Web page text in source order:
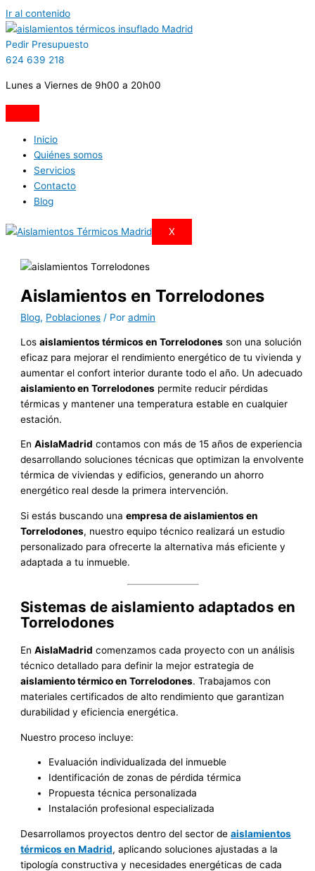
Ir al contenido
Pedir Presupuesto
624 639 218
Lunes a Viernes de 9h00 a 20h00
Inicio
Quiénes somos
Servicios
Contacto
Blog
X
Aislamientos en Torrelodones
Blog, Poblaciones / Poradmin
Losaislamientos térmicos en Torrelodones son una solución
eficaz para mejorar el rendimiento energético de tu vivienda y
aumentar el confort interior durante todo el año. Un adecuado
aislamiento en Torrelodones permite reducir pérdidas
térmicas y mantener una temperatura estable en cualquier
estación.
EnAislaMadrid contamos con más de 15 años de experiencia
desarrollando soluciones técnicas que optimizan la envolvente
térmica de viviendas y edificios, generando un ahorro
energético real desde la primera intervención.
Si estás buscando unaempresa de aislamientos en
Torrelodones, nuestro equipo técnico realizará un estudio
personalizado para ofrecerte la alternativa más eficiente y
adaptada a tu inmueble.
Sistemas de aislamiento adaptados en
Torrelodones
EnAislaMadrid comenzamos cada proyecto con un análisis
técnico detallado para definir la mejor estrategia de
aislamiento térmico en Torrelodones. Trabajamos con
materiales certificados de alto rendimiento que garantizan
durabilidad y eficiencia energética.
Nuestro proceso incluye:
Evaluación individualizada del inmueble
Identificación de zonas de pérdida térmica
Propuesta técnica personalizada
Instalación profesional especializada
Desarrollamos proyectos dentro del sector deaislamientos
térmicos en Madrid, aplicando soluciones ajustadas a la
tipología constructiva y necesidades energéticas de cada